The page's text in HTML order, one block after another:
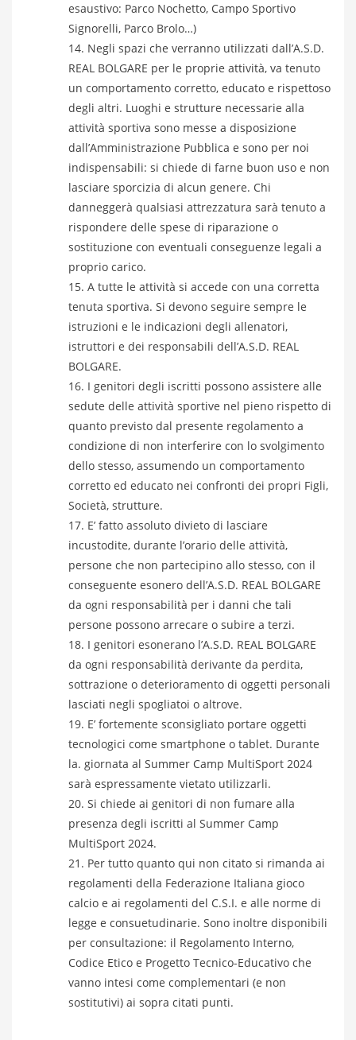
esaustivo: Parco Nochetto, Campo Sportivo
Signorelli, Parco Brolo…)
Negli spazi che verranno utilizzati dall’A.S.D.
REAL BOLGARE per le proprie attività, va tenuto
un comportamento corretto, educato e rispettoso
degli altri. Luoghi e strutture necessarie alla
attività sportiva sono messe a disposizione
dall’Amministrazione Pubblica e sono per noi
indispensabili: si chiede di farne buon uso e non
lasciare sporcizia di alcun genere. Chi
danneggerà qualsiasi attrezzatura sarà tenuto a
rispondere delle spese di riparazione o
sostituzione con eventuali conseguenze legali a
proprio carico.
A tutte le attività si accede con una corretta
tenuta sportiva. Si devono seguire sempre le
istruzioni e le indicazioni degli allenatori,
istruttori e dei responsabili dell’A.S.D. REAL
BOLGARE.
I genitori degli iscritti possono assistere alle
sedute delle attività sportive nel pieno rispetto di
quanto previsto dal presente regolamento a
condizione di non interferire con lo svolgimento
dello stesso, assumendo un comportamento
corretto ed educato nei confronti dei propri Figli,
Società, strutture.
E’ fatto assoluto divieto di lasciare
incustodite, durante l’orario delle attività,
persone che non partecipino allo stesso, con il
conseguente esonero dell’A.S.D. REAL BOLGARE
da ogni responsabilità per i danni che tali
persone possono arrecare o subire a terzi.
I genitori esonerano l’A.S.D. REAL BOLGARE
da ogni responsabilità derivante da perdita,
sottrazione o deterioramento di oggetti personali
lasciati negli spogliatoi o altrove.
E’ fortemente sconsigliato portare oggetti
tecnologici come smartphone o tablet. Durante
la. giornata al Summer Camp MultiSport 2024
sarà espressamente vietato utilizzarli.
Si chiede ai genitori di non fumare alla
presenza degli iscritti al Summer Camp
MultiSport 2024.
Per tutto quanto qui non citato si rimanda ai
regolamenti della Federazione Italiana gioco
calcio e ai regolamenti del C.S.I. e alle norme di
legge e consuetudinarie. Sono inoltre disponibili
per consultazione: il Regolamento Interno,
Codice Etico e Progetto Tecnico-Educativo che
vanno intesi come complementari (e non
sostitutivi) ai sopra citati punti.